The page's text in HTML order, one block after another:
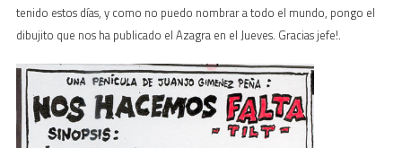
tenido estos días, y como no puedo nombrar a todo el mundo, pongo el
dibujito que nos ha publicado el Azagra en el Jueves. Gracias jefe!.